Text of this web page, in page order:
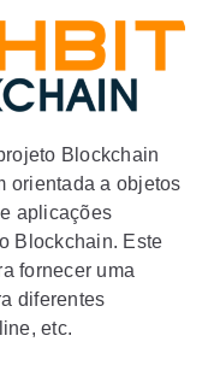
Blockchain
orientada a objetos
aplicações
Blockchain. Este
fornecer uma
diferentes
etc.